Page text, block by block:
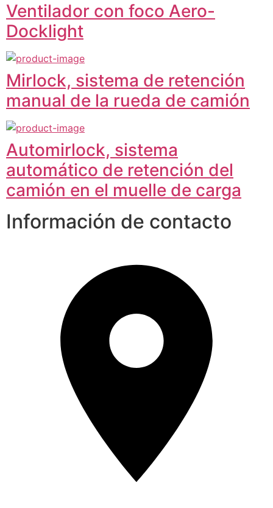
Ventilador con foco Aero-
Docklight
Mirlock, sistema de retención
manual de la rueda de camión
Automirlock, sistema
automático de retención del
camión en el muelle de carga
Información de contacto